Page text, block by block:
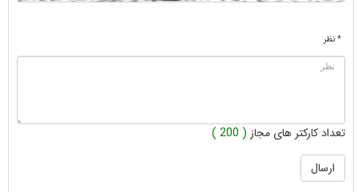
* نظر
تعداد کارکتر های مجاز ( 200 )